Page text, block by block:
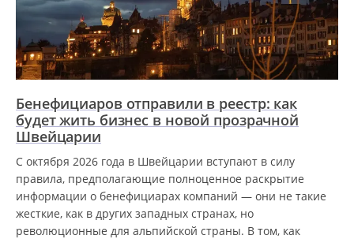
Бенефициаров отправили в реестр: как
будет жить бизнес в новой прозрачной
Швейцарии
С октября 2026 года в Швейцарии вступают в силу
правила, предполагающие полноценное раскрытие
информации о бенефициарах компаний — они не такие
жесткие, как в других западных странах, но
революционные для альпийской страны. В том, как